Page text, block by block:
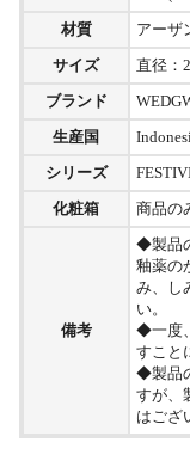
材質
アーザ
サイズ
直径
ブランド
生産国
シリーズ
化粧箱
商品の
備考
◆製品
釉薬の
み、し
い。
◆一度
すこと
◆製品
すが、
はござ